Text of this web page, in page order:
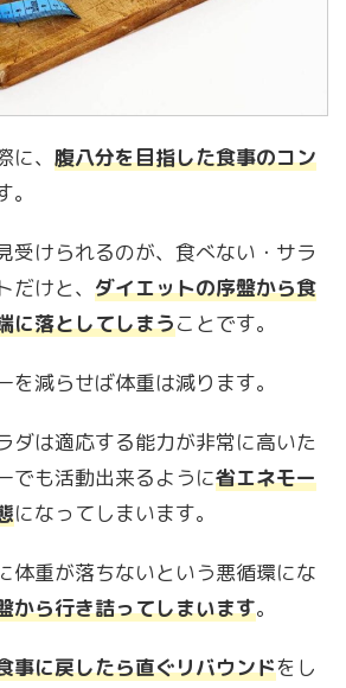
、 腹八分を目指した食事のコン
受けられるのが、食べない・サラ
けと、 ダイエットの序盤から食
に落としてしまうことです。
を減らせば体重は減ります。
ダは適応する能力が非常に高いた
でも活動出来るように省エネモー
になってしまいます。
体重が落ちないという悪循環にな
から行き詰ってしまいます。
事に戻したら直ぐリバウンドをし